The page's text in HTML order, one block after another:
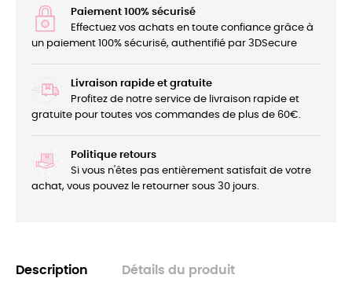
Paiement 100% sécurisé
Effectuez vos achats en toute confiance grâce à
un paiement 100% sécurisé, authentifié par 3DSecure
Livraison rapide et gratuite
Profitez de notre service de livraison rapide et
gratuite pour toutes vos commandes de plus de 60€.
Politique retours
Si vous n'êtes pas entièrement satisfait de votre
achat, vous pouvez le retourner sous 30 jours.
Description Détails du produit